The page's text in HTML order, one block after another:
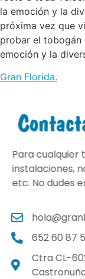
la emoción y la
próxima vez que
probar el tobogán
emoción y la
Gran Florida.
Para
instalaciones,
etc. No dudes
652 60 87
Ctra CL-